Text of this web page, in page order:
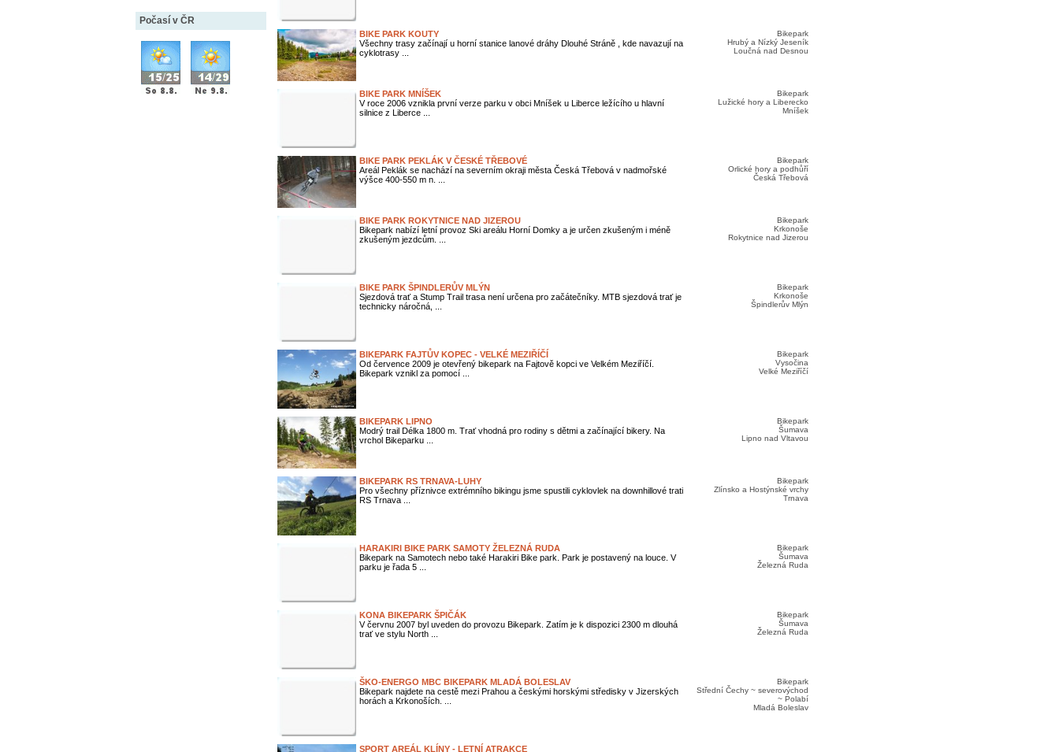
Počasí v ČR
BIKE PARK KOUTY
Všechny trasy začínají u horní stanice lanové dráhy Dlouhé Stráně , kde navazují na
cyklotrasy ...
Bikepark
Hrubý a Nízký Jeseník
Loučná nad Desnou
BIKE PARK MNÍŠEK
V roce 2006 vznikla první verze parku v obci Mníšek u Liberce ležícího u hlavní
silnice z Liberce ...
Bikepark
Lužické hory a Liberecko
Mníšek
BIKE PARK PEKLÁK V ČESKÉ TŘEBOVÉ
Areál Peklák se nachází na severním okraji města Česká Třebová v nadmořské
výšce 400-550 m n. ...
Bikepark
Orlické hory a podhůří
Česká Třebová
BIKE PARK ROKYTNICE NAD JIZEROU
Bikepark nabízí letní provoz Ski areálu Horní Domky a je určen zkušeným i méně
zkušeným jezdcům. ...
Bikepark
Krkonoše
Rokytnice nad Jizerou
BIKE PARK ŠPINDLERŮV MLÝN
Sjezdová trať a Stump Trail trasa není určena pro začátečníky. MTB sjezdová trať je
technicky náročná, ...
Bikepark
Krkonoše
Špindlerův Mlýn
BIKEPARK FAJTŮV KOPEC - VELKÉ MEZIŘÍČÍ
Od července 2009 je otevřený bikepark na Fajtově kopci ve Velkém Meziříčí.
Bikepark vznikl za pomocí ...
Bikepark
Vysočina
Velké Meziříčí
BIKEPARK LIPNO
Modrý trail Délka 1800 m. Trať vhodná pro rodiny s dětmi a začínající bikery. Na
vrchol Bikeparku ...
Bikepark
Šumava
Lipno nad Vltavou
BIKEPARK RS TRNAVA-LUHY
Pro všechny příznivce extrémního bikingu jsme spustili cyklovlek na downhillové trati
RS Trnava ...
Bikepark
Zlínsko a Hostýnské vrchy
Trnava
HARAKIRI BIKE PARK SAMOTY ŽELEZNÁ RUDA
Bikepark na Samotech nebo také Harakiri Bike park. Park je postavený na louce. V
parku je řada 5 ...
Bikepark
Šumava
Železná Ruda
KONA BIKEPARK ŠPIČÁK
V červnu 2007 byl uveden do provozu Bikepark. Zatím je k dispozici 2300 m dlouhá
trať ve stylu North ...
Bikepark
Šumava
Železná Ruda
ŠKO-ENERGO MBC BIKEPARK MLADÁ BOLESLAV
Bikepark najdete na cestě mezi Prahou a českými horskými středisky v Jizerských
horách a Krkonoších. ...
Bikepark
Střední Čechy ~ severovýchod
~ Polabí
Mladá Boleslav
SPORT AREÁL KLÍNY - LETNÍ ATRAKCE